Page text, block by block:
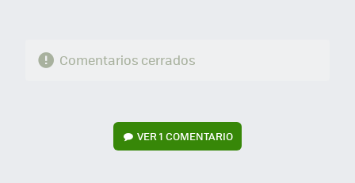
Comentarios cerrados
VER1 COMENTARIO